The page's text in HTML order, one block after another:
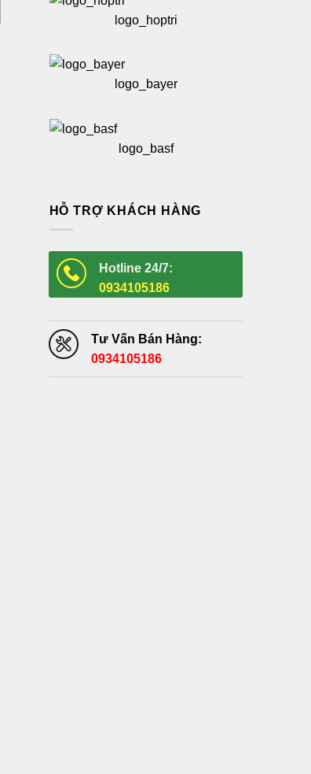
logo_hoptri
logo_bayer
logo_basf
HỖ TRỢ KHÁCH HÀNG
Hotline 24/7:
0934105186
Tư Vấn Bán Hàng:
0934105186